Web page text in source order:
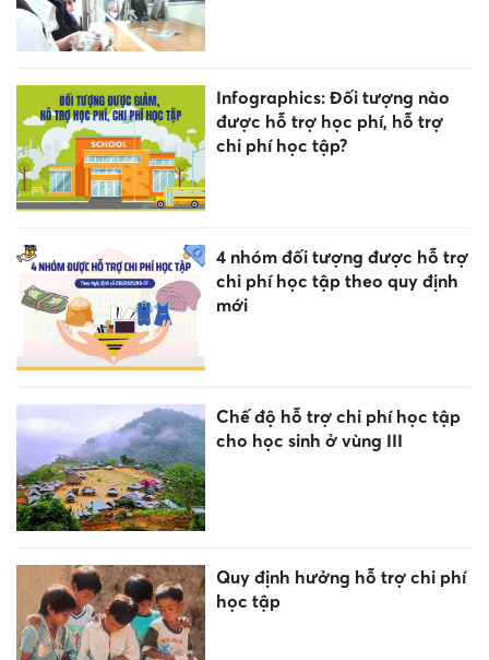
Infographics: Đối tượng nào
được hỗ trợ học phí, hỗ trợ
chi phí học tập?
4 nhóm đối tượng được hỗ trợ
chi phí học tập theo quy định
mới
Chế độ hỗ trợ chi phí học tập
cho học sinh ở vùng III
Quy định hưởng hỗ trợ chi phí
học tập